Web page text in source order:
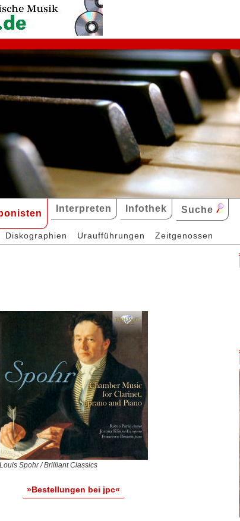
Interpreten Infothek Suche
Diskographien Uraufführungen Zeitgenossen
Louis Spohr / Brilliant Classics
»Bestellungen bei jpc«